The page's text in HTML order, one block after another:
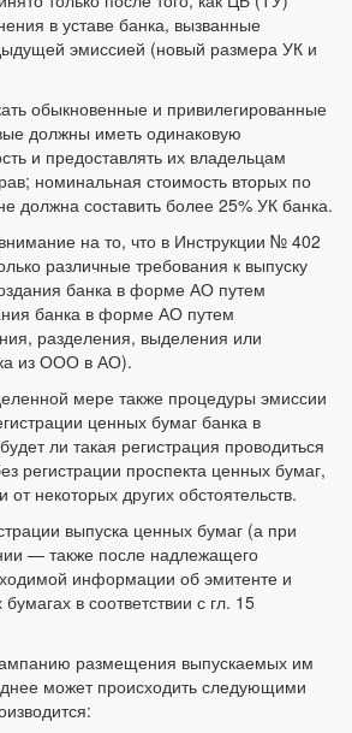
в уставе банка, вызванные
эмиссией (новый размера УК и
обыкновенные и привилегированные
должны иметь одинаковую
и предоставлять их владельцам
номинальная стоимость вторых по
должна составить более 25% УК банка.
на то, что в Инструкции № 402
различные требования к выпуску
банка в форме АО путем
банка в форме АО путем
разделения, выделения или
из ООО в АО).
мере также процедуры эмиссии
ценных бумаг банка в
ли такая регистрация проводиться
регистрации проспекта ценных бумаг,
от некоторых других обстоятельств.
выпуска ценных бумаг (а при
— также после надлежащего
информации об эмитенте и
в соответствии с гл. 15
размещения выпускаемых им
может происходить следующими